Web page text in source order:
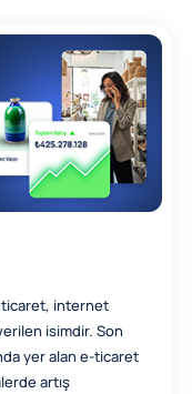
ticaret, internet
isimdir. Son
yer alan e-ticaret
artış